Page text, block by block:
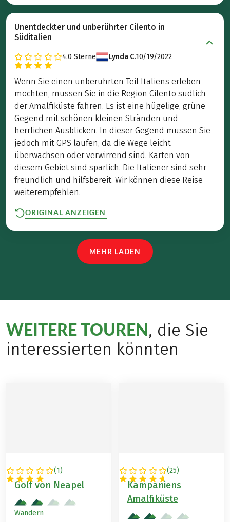
Unentdeckter und unberührter Cilento in
Süditalien
4.0 Sterne Lynda C.10/19/2022
Wenn Sie einen unberührten Teil Italiens erleben
möchten, müssen Sie in die Region Cilento südlich
der Amalfiküste fahren. Es ist eine hügelige, grüne
Gegend mit schönen kleinen Stränden und
herrlichen Ausblicken. In dieser Gegend müssen Sie
jedoch mit GPS laufen, da die Wege leicht
überwachsen oder verwirrend sind. Karten von
diesem Gebiet sind spärlich. Die Italiener sind sehr
freundlich und hilfsbereit. Wir können diese Reise
weiterempfehlen.
ORIGINAL ANZEIGEN
MEHR LADEN
WEITERE TOUREN, die Sie
interessierten könnten
(1)
ITALIEN
Golf von Neapel
Wandern
(25)
ITALIEN
Kampaniens
Amalfiküste